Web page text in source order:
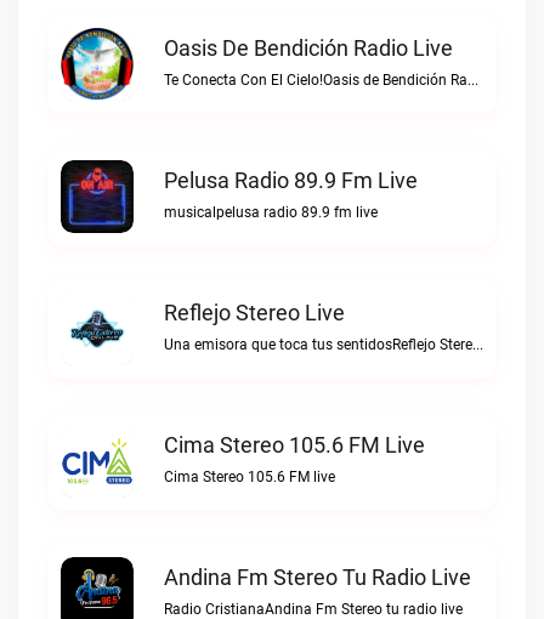
Oasis De Bendición Radio Live
Te Conecta Con El Cielo!Oasis de Bendición Radio live
Pelusa Radio 89.9 Fm Live
musicalpelusa radio 89.9 fm live
Reflejo Stereo Live
Una emisora que toca tus sentidosReflejo Stereo live
Cima Stereo 105.6 FM Live
Cima Stereo 105.6 FM live
Andina Fm Stereo Tu Radio Live
Radio CristianaAndina Fm Stereo tu radio live